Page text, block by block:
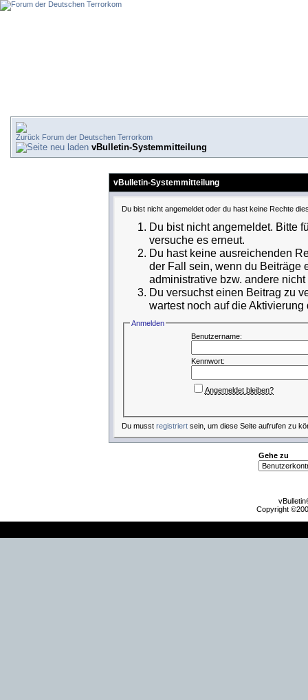
Forum der Deutschen Terrorkom
vBulletin-Systemmitteilung
vBulletin-Systemmitteilung
Du bist nicht angemeldet oder du hast keine Rechte
Du bist nicht angemeldet. Bitte
versuche es erneut.
Du hast keine ausreichenden
der Fall sein, wenn du Beiträge
administrative bzw. andere
Du versuchst einen Beitrag zu
wartest noch auf die
Anmelden
Benutzername:
Kennwort:
Angemeldet bleiben?
Du musst registriertsein, um diese Seite aufrufen zu
Gehe zu
Copyright